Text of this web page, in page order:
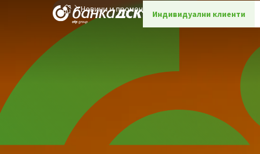
Индивидуални клиенти
Новини и промоции